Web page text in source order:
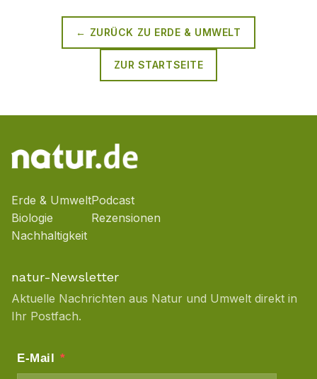
← ZURÜCK ZU ERDE & UMWELT
ZUR STARTSEITE
Erde & Umwelt
Biologie
Nachhaltigkeit
Podcast
Rezensionen
natur-Newsletter
Aktuelle Nachrichten aus Natur und Umwelt direkt in
Ihr Postfach.